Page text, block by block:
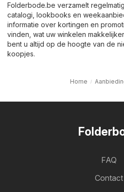
Folderbode.be verzamelt
catalogi, lookbooks en
informatie over kortingen en
vinden, wat uw winkelen
bent u altijd op de hoogte van de
koopjes.
Home
FAQ
Contact